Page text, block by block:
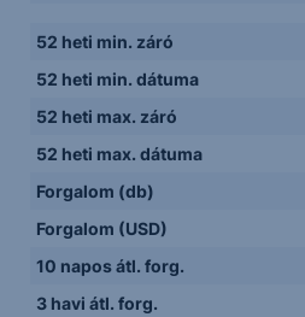
52 heti min. záró
52 heti min. dátuma
52 heti max. záró
52 heti max. dátuma
Forgalom (db)
Forgalom (USD)
10 napos átl. forg.
3 havi átl. forg.